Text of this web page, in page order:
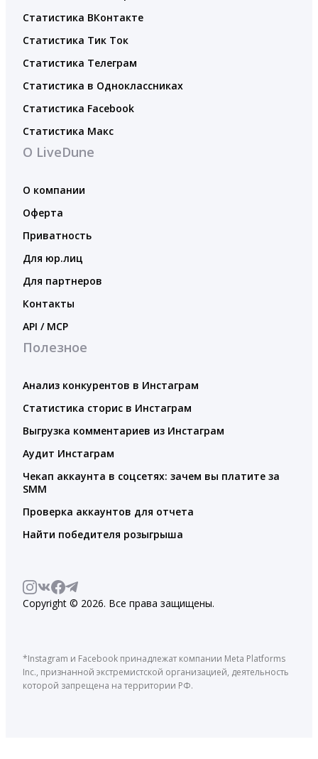
Статистика ВКонтакте
Статистика Тик Ток
Статистика Телеграм
Статистика в Одноклассниках
Статистика Facebook
Статистика Макс
О LiveDune
О компании
Оферта
Приватность
Для юр.лиц
Для партнеров
Контакты
API / MCP
Полезное
Анализ конкурентов в Инстаграм
Статистика сторис в Инстаграм
Выгрузка комментариев из Инстаграм
Аудит Инстаграм
Чекап аккаунта в соцсетях: зачем вы платите за
SMM
Проверка аккаунтов для отчета
Найти победителя розыгрыша
Copyright © 2026. Все права защищены.
*Instagram и Facebook принадлежат компании Meta Platforms
Inc., признанной экстремистской организацией, деятельность
которой запрещена на территории РФ.